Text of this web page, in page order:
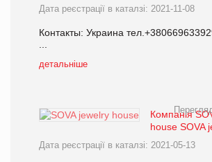
Дата реєстрації в каталзі: 2021-11-08
Контакты: Украина
детальніше
Компанія
house SOVA
Дата реєстрації в каталзі: 2021-05-13